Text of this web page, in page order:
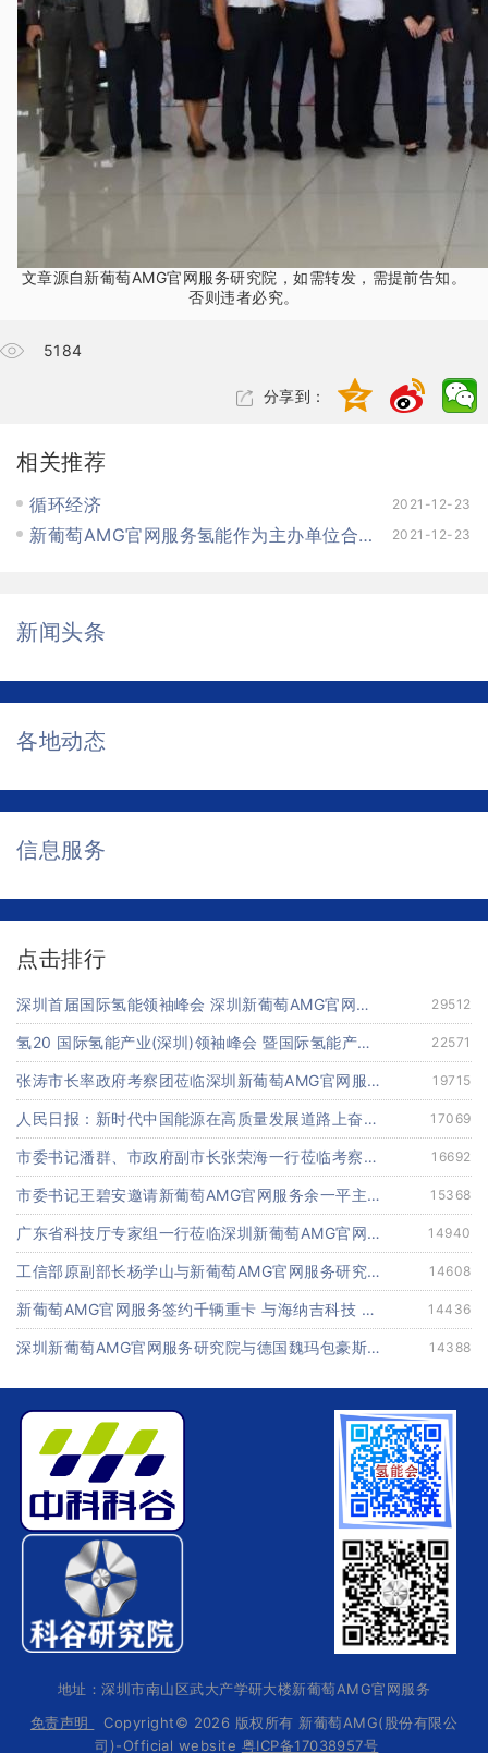
否则违者必究。
5184
分享到：
相关推荐
循环经济 2021-12-23
新葡萄AMG官网服务氢能作为主办单位合作2020第五届中国国际氢能与燃料电池及加氢站设备展览会暨产业发展论坛 2021-12-23
新闻头条
各地动态
信息服务
点击排行
深圳首届国际氢能领袖峰会 深圳新葡萄AMG官网服务研究院发起主办 在深能源集团成功召开 会上相关单位 研发机构 龙头企业等签约合作 29512
氢20 国际氢能产业(深圳)领袖峰会 暨国际氢能产业链展览会 22571
张涛市长率政府考察团莅临深圳新葡萄AMG官网服务指导工作 19715
人民日报：新时代中国能源在高质量发展道路上奋勇前进 17069
市委书记潘群、市政府副市长张荣海一行莅临考察指导工作 16692
市委书记王碧安邀请新葡萄AMG官网服务余一平主席一行前往工业转移园考察合作 15368
广东省科技厅专家组一行莅临深圳新葡萄AMG官网服务考察调研“未来能源中心”项目 14940
工信部原副部长杨学山与新葡萄AMG官网服务研究院余院长在第九届中电博览会交流 14608
新葡萄AMG官网服务签约千辆重卡 与海纳吉科技 氢牛电卡等合作 14436
深圳新葡萄AMG官网服务研究院与德国魏玛包豪斯大学交流研讨会 14388
地址：深圳市南山区武大产学研大楼新葡萄AMG官网服务
免责声明
司)-Official website 粤ICP备17038957号